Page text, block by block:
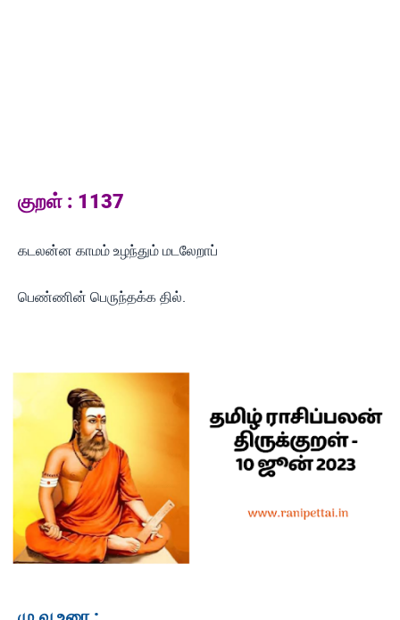
குறள் : 1137
கடலன்ன காமம் உழந்தும் மடலேறாப்
பெண்ணின் பெருந்தக்க தில்.